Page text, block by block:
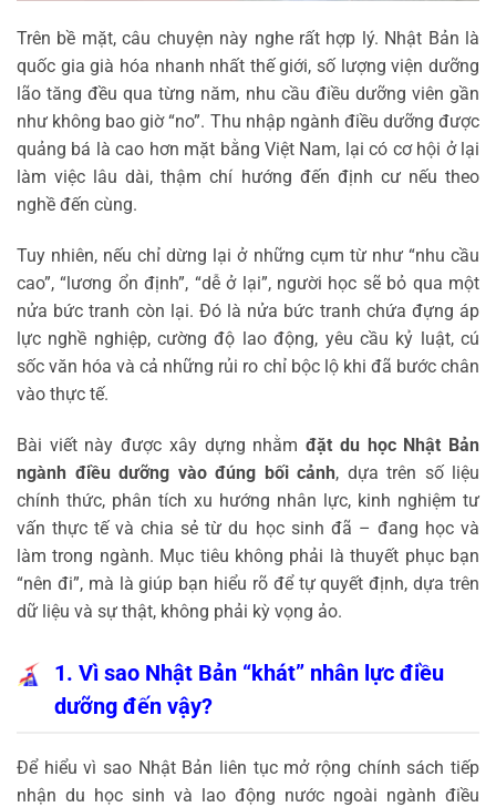
Trên bề mặt, câu chuyện này nghe rất hợp lý. Nhật Bản là
quốc gia già hóa nhanh nhất thế giới, số lượng viện dưỡng
lão tăng đều qua từng năm, nhu cầu điều dưỡng viên gần
như không bao giờ “no”. Thu nhập ngành điều dưỡng được
quảng bá là cao hơn mặt bằng Việt Nam, lại có cơ hội ở lại
làm việc lâu dài, thậm chí hướng đến định cư nếu theo
nghề đến cùng.
Tuy nhiên, nếu chỉ dừng lại ở những cụm từ như “nhu cầu
cao”, “lương ổn định”, “dễ ở lại”, người học sẽ bỏ qua một
nửa bức tranh còn lại. Đó là nửa bức tranh chứa đựng áp
lực nghề nghiệp, cường độ lao động, yêu cầu kỷ luật, cú
sốc văn hóa và cả những rủi ro chỉ bộc lộ khi đã bước chân
vào thực tế.
Bài viết này được xây dựng nhằmđặt du học Nhật Bản
ngành điều dưỡng vào đúng bối cảnh, dựa trên số liệu
chính thức, phân tích xu hướng nhân lực, kinh nghiệm tư
vấn thực tế và chia sẻ từ du học sinh đã – đang học và
làm trong ngành. Mục tiêu không phải là thuyết phục bạn
“nên đi”, mà là giúp bạn hiểu rõ để tự quyết định, dựa trên
dữ liệu và sự thật, không phải kỳ vọng ảo.
1. Vì sao Nhật Bản “khát” nhân lực điều
dưỡng đến vậy?
Để hiểu vì sao Nhật Bản liên tục mở rộng chính sách tiếp
nhận du học sinh và lao động nước ngoài ngành điều